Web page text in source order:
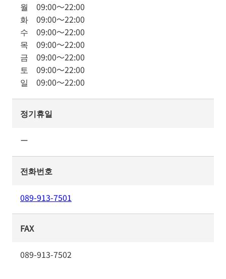
월 09:00～22:00
화 09:00～22:00
수 09:00～22:00
목 09:00～22:00
금 09:00～22:00
토 09:00～22:00
일 09:00～22:00
정기휴일
ー
전화번호
089-913-7501
FAX
089-913-7502